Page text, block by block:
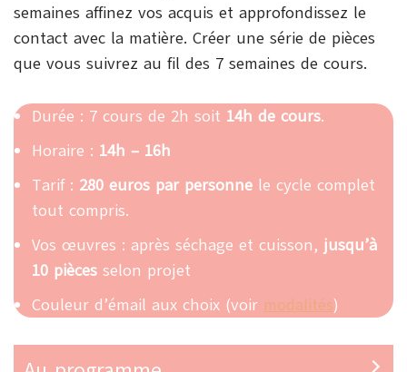
semaines affinez vos acquis et approfondissez le
contact avec la matière. Créer une série de pièces
que vous suivrez au fil des 7 semaines de cours.
Durée : 7 cours de 2h soit 14h de cours.
Horaire : 14h – 16h
Tarif : 280 euros par personne le cycle complet
tout compris.
Vos œuvres : après séchage et cuisson, jusqu’à
10 pièces selon projet
Couleur d’émail aux choix (voir modalités)